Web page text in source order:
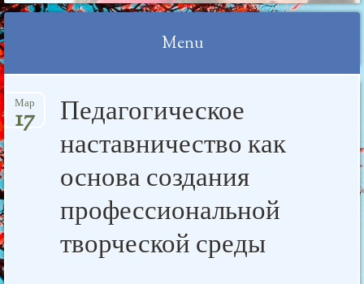
Menu
to
content
Педагогическое
наставничество как
основа создания
профессиональной
творческой среды
Мар
17